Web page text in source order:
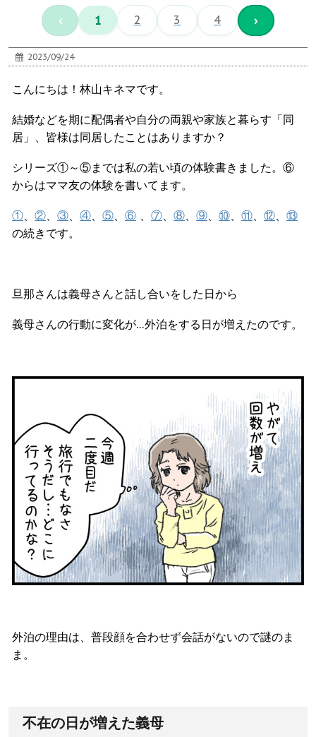
‹ 1 2 3 4 ›
2023/09/24
こんにちは！林山キネマです。
結婚などを期に配偶者や自分の両親や家族と暮らす「同
居」、皆様は同居したことはありますか？
シリーズ①～⑤までは私の若い頃の体験書きました。⑥
からはママ友の体験を書いてます。
① ② ③ ④ ⑤ ⑥ ⑦ ⑧ ⑨ ⑩ ⑪ ⑫
⑬
の続きです。
旦那さんは義母さんと話し合いをした日から
義母さんの行動に変化が…外泊をする日が増えたのです。
外泊の理由は、普段顔を合わせず会話がないので謎のま
ま。
不在の日が増えた義母